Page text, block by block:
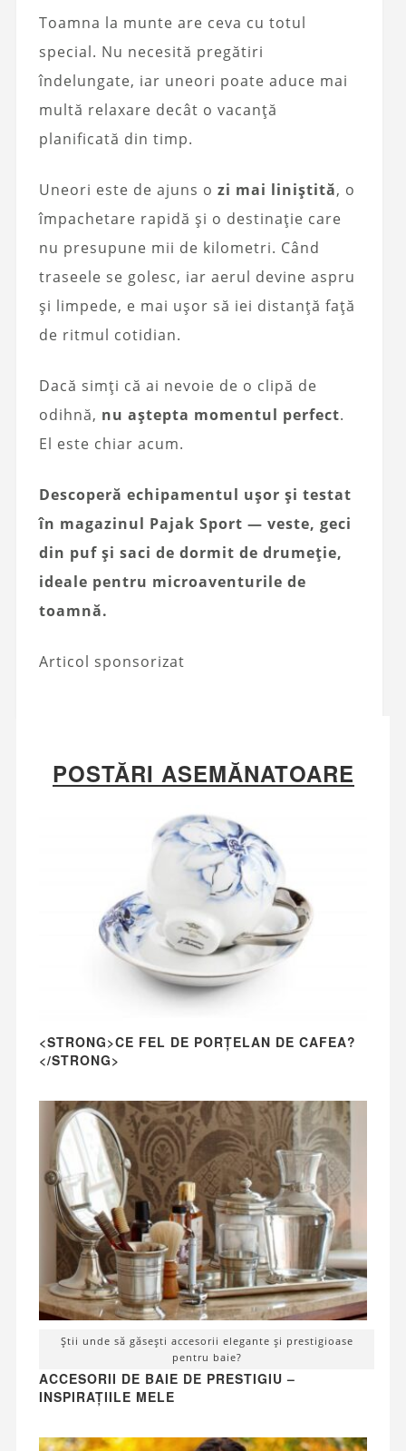
Toamna la munte are ceva cu totul
special. Nu necesită pregătiri
îndelungate, iar uneori poate aduce mai
multă relaxare decât o vacanță
planificată din timp.
Uneori este de ajuns o zi mai liniștită, o
împachetare rapidă și o destinație care
nu presupune mii de kilometri. Când
traseele se golesc, iar aerul devine aspru
și limpede, e mai ușor să iei distanță față
de ritmul cotidian.
Dacă simți că ai nevoie de o clipă de
odihnă, nu aștepta momentul perfect.
El este chiar acum.
Descoperă echipamentul ușor și testat
în magazinul Pajak Sport — veste, geci
din puf și saci de dormit de drumeție,
ideale pentru microaventurile de
toamnă.
Articol sponsorizat
POSTĂRI ASEMĂNATOARE
<STRONG>CE FEL DE PORȚELAN DE CAFEA?
</STRONG>
Știi unde să găsești accesorii elegante și prestigioase
pentru baie?
ACCESORII DE BAIE DE PRESTIGIU –
INSPIRAȚIILE MELE